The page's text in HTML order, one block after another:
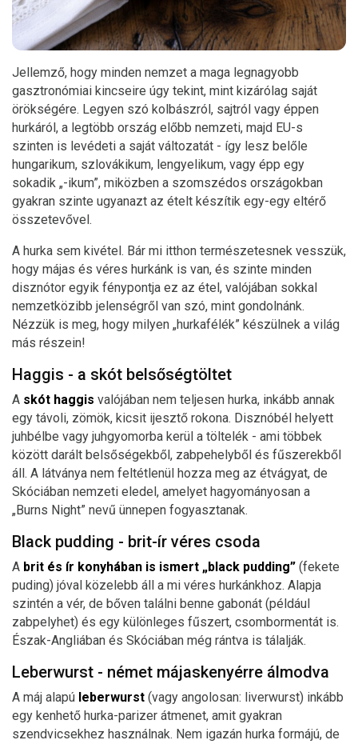
Jellemző, hogy minden nemzet a maga legnagyobb
gasztronómiai kincseire úgy tekint, mint kizárólag saját
örökségére. Legyen szó kolbászról, sajtról vagy éppen
hurkáról, a legtöbb ország előbb nemzeti, majd EU-s
szinten is levédeti a saját változatát - így lesz belőle
hungarikum, szlovákikum, lengyelikum, vagy épp egy
sokadik „-ikum”, miközben a szomszédos országokban
gyakran szinte ugyanazt az ételt készítik egy-egy eltérő
összetevővel.
A hurka sem kivétel. Bár mi itthon természetesnek vesszük,
hogy májas és véres hurkánk is van, és szinte minden
disznótor egyik fénypontja ez az étel, valójában sokkal
nemzetközibb jelenségről van szó, mint gondolnánk.
Nézzük is meg, hogy milyen „hurkafélék” készülnek a világ
más részein!
Haggis - a skót belsőségtöltet
A skót haggis valójában nem teljesen hurka, inkább annak
egy távoli, zömök, kicsit ijesztő rokona. Disznóbél helyett
juhbélbe vagy juhgyomorba kerül a töltelék - ami többek
között darált belsőségekből, zabpehelyből és fűszerekből
áll. A látványa nem feltétlenül hozza meg az étvágyat, de
Skóciában nemzeti eledel, amelyet hagyományosan a
„Burns Night” nevű ünnepen fogyasztanak.
Black pudding - brit-ír véres csoda
A brit és ír konyhában is ismert „black pudding” (fekete
puding) jóval közelebb áll a mi véres hurkánkhoz. Alapja
szintén a vér, de bőven találni benne gabonát (például
zabpelyhet) és egy különleges fűszert, csombormentát is.
Észak-Angliában és Skóciában még rántva is tálalják.
Leberwurst - német májaskenyérre álmodva
A máj alapú leberwurst (vagy angolosan: liverwurst) inkább
egy kenhető hurka-parizer átmenet, amit gyakran
szendvicsekhez használnak. Nem igazán hurka formájú, de